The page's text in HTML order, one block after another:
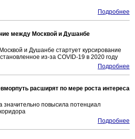
Подробнее
между Москвой и Душанбе
и Душанбе стартует курсирование
из-за COVID-19 в 2020 году
Подробнее
расширят по мере роста интереса
значительно повысила потенциал
Подробнее